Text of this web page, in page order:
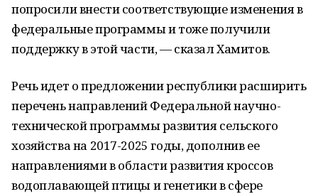
попросили внести соответствующие изменения в
федеральные программы и тоже получили
поддержку в этой части, — сказал Хамитов.
Речь идет о предложении республики расширить
перечень направлений Федеральной научно-
технической программы развития сельского
хозяйства на 2017-2025 годы, дополнив ее
направлениями в области развития кроссов
водоплавающей птицы и генетики в сфере